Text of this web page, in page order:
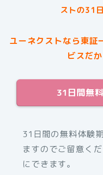
ストの31
ユーネクストなら東証
ビスだ
31日間無
31日間の無料体験
ますのでご留意く
にできます。